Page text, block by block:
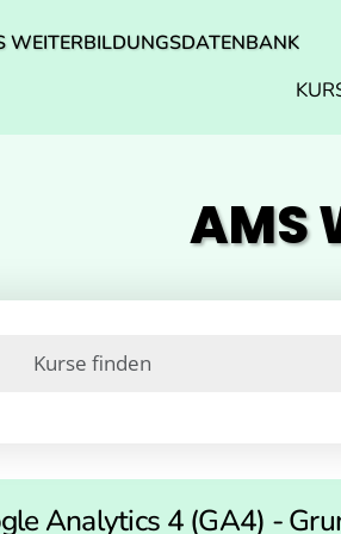
WEITERBILDUNGSDATENBANK
AMS
Analytics 4 (GA4) -